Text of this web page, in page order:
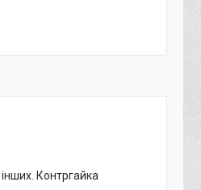
Контргайка